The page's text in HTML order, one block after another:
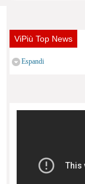
ViPiù Top News
Espandi